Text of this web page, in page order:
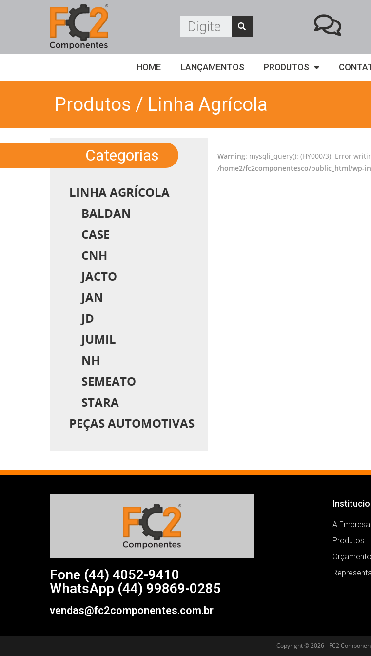
HOME LANÇAMENTOS PRODUTOS
Produtos / Linha Agrícola
LINHA AGRÍCOLA
BALDAN
CASE
CNH
JACTO
JAN
JD
JUMIL
NH
SEMEATO
STARA
PEÇAS AUTOMOTIVAS
Categorias Warning: mysqli_query(): (HY000/3): Error
/home2/fc2componentesco/public_html/wp-
Fone (44) 4052-9410
WhatsApp (44) 99869-0285
vendas@fc2componentes.com.br
A Empresa
Produtos
Orçamento
Copyright © 2026 - FC2